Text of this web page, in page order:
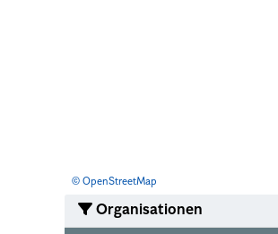
© OpenStreetMap
Organisationen